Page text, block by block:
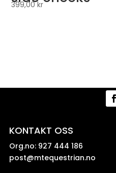
399,00kr
KONTAKT OSS
Org.no: 927 444 186
post@mtequestrian.no